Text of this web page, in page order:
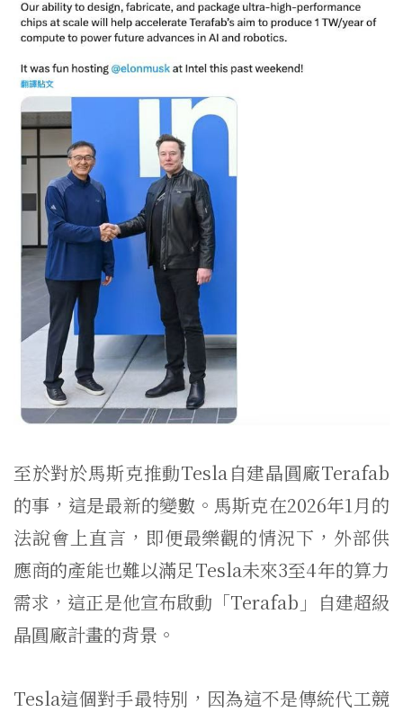
至於對於馬斯克推動Tesla自建晶圓廠Terafab
的事，這是最新的變數。馬斯克在2026年1月的
法說會上直言，即便最樂觀的情況下，外部供
應商的產能也難以滿足Tesla未來3至4年的算力
需求，這正是他宣布啟動「Terafab」自建超級
晶圓廠計畫的背景。
Tesla這個對手最特別，因為這不是傳統代工競